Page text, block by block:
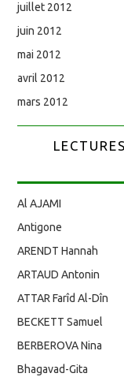
juillet 2012
juin 2012
mai 2012
avril 2012
mars 2012
Al AJAMI
Antigone
ARENDT Hannah
ARTAUD Antonin
ATTAR Farîd Al-Dîn
BECKETT Samuel
BERBEROVA Nina
Bhagavad-Gita